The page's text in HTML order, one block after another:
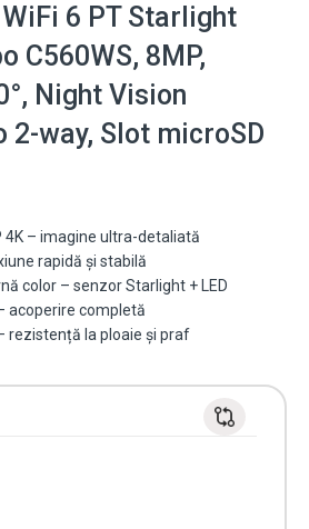
WiFi 6 PT Starlight
C560WS, 8MP,
Night Vision
2-way, Slot microSD
4K – imagine ultra-detaliată
rapidă și stabilă
color – senzor Starlight + LED
acoperire completă
rezistență la ploaie și praf